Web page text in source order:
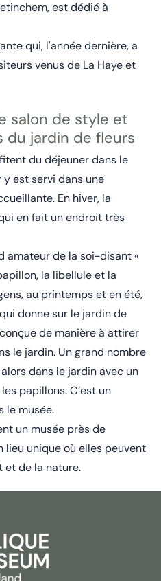
est dédié à
qui, l'année dernière, a
venus de La Haye et
salon de style et
du jardin de fleurs
du déjeuner dans le
est servi dans une
En hiver, la
en fait un endroit très
amateur de la soi-disant «
la libellule et la
au printemps et en été,
donne sur le jardin de
de manière à attirer
le jardin. Un grand nombre
dans le jardin avec un
papillons. C’est un
le musée.
un musée près de
unique où elles peuvent
et de la nature.